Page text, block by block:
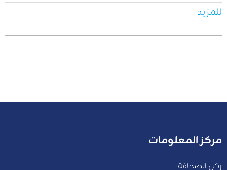
للمزيد
مركز المعلومات
ركن الصحافة